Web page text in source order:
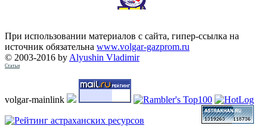
При использовании материалов с сайта, гипер-ссылка на
источник обязательна www.volgar-gazprom.ru
© 2003-2016 by Alyushin Vladimir
Статьи
volgar-mainlink